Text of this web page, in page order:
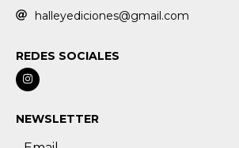
halleyediciones@gmail.com
REDES SOCIALES
NEWSLETTER